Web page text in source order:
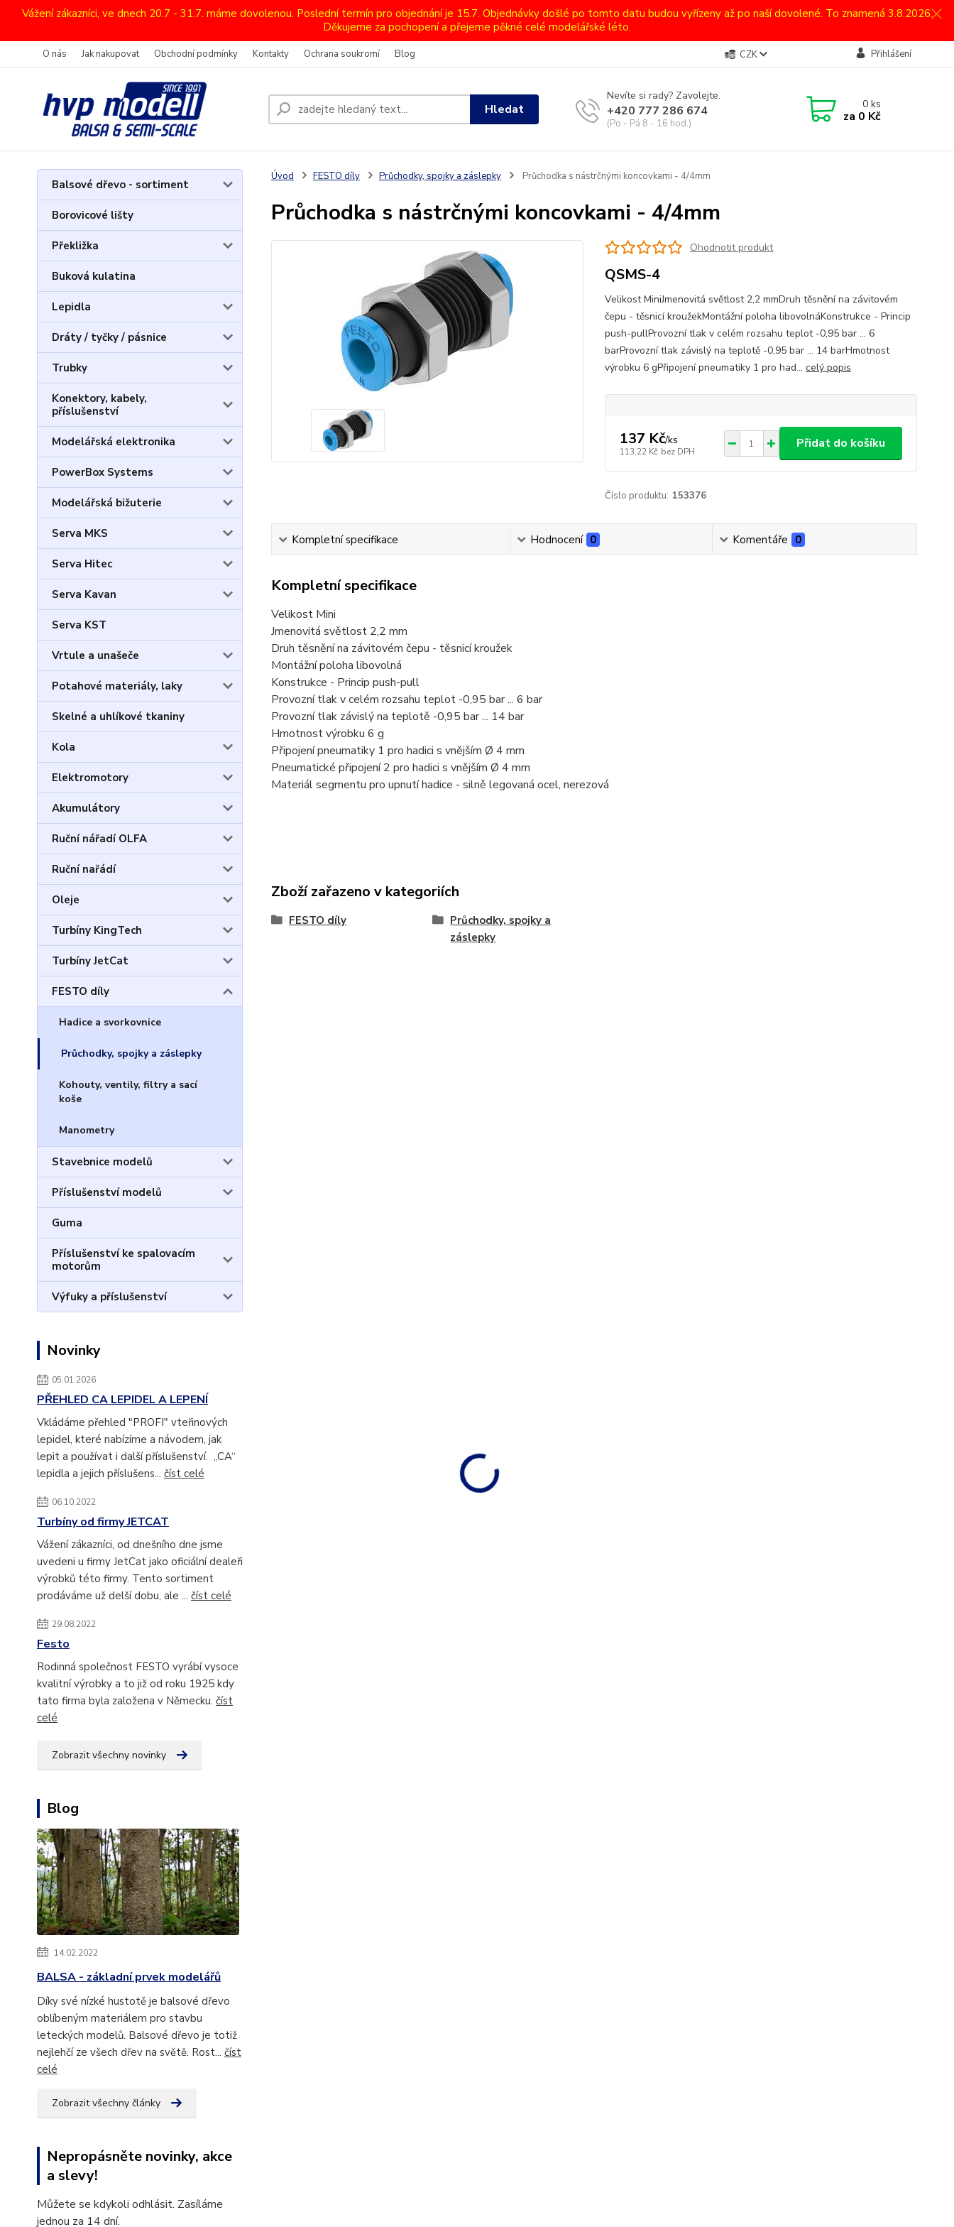
Vážení zákazníci, ve dnech 20.7 - 31.7. máme dovolenou. Poslední termín pro objednání je 15.7. Objednávky došlé po tomto datu budou vyřízeny až po naší dovolené. To znamená 3.8.2026.
Děkujeme za pochopení a přejeme pěkné celé modelářské léto.
O nás Jak nakupovat Obchodní podmínky Kontakty Ochrana soukromí Blog CZK Přihlášení
Hledat
Nevíte si rady? Zavolejte.
+420 777 286 674
(Po - Pá 8 - 16 hod.)
0ks
za 0 Kč
Balsové dřevo - sortiment
Borovicové lišty
Překližka
Buková kulatina
Lepidla
Dráty / tyčky / pásnice
Trubky
Konektory, kabely,
příslušenství
Modelářská elektronika
PowerBox Systems
Modelářská bižuterie
Serva MKS
Serva Hitec
Serva Kavan
Serva KST
Vrtule a unašeče
Potahové materiály, laky
Skelné a uhlíkové tkaniny
Kola
Elektromotory
Akumulátory
Ruční nářadí OLFA
Ruční nařádí
Oleje
Turbíny KingTech
Turbíny JetCat
FESTO díly
Hadice a svorkovnice
Průchodky, spojky a záslepky
Kohouty, ventily, filtry a sací
koše
Manometry
Stavebnice modelů
Příslušenství modelů
Guma
Příslušenství ke spalovacím
motorům
Výfuky a příslušenství
Novinky
05.01.2026
PŘEHLED CA LEPIDEL A LEPENÍ
Vkládáme přehled "PROFI" vteřinových
lepidel, které nabízíme a návodem, jak
lepit a používat i další příslušenství. „CA“
lepidla a jejich příslušens... číst celé
06.10.2022
Turbíny od firmy JETCAT
Vážení zákazníci, od dnešního dne jsme
uvedeni u firmy JetCat jako oficiální dealeři
výrobků této firmy. Tento sortiment
prodáváme už delší dobu, ale ... číst celé
29.08.2022
Festo
Rodinná společnost FESTO vyrábí vysoce
kvalitní výrobky a to již od roku 1925 kdy
tato firma byla založena v Německu. číst
celé
Zobrazit všechny novinky
Blog
14.02.2022
BALSA - základní prvek modelářů
Díky své nízké hustotě je balsové dřevo
oblíbeným materiálem pro stavbu
leteckých modelů. Balsové dřevo je totiž
nejlehčí ze všech dřev na světě. Rost... číst
celé
Zobrazit všechny články
Nepropásněte novinky, akce
a slevy!
Můžete se kdykoli odhlásit. Zasíláme
jednou za 14 dní.
Úvod FESTO díly Průchodky, spojky a záslepky Průchodka s nástrčnými koncovkami - 4/4mm
Průchodka s nástrčnými koncovkami - 4/4mm
Ohodnotit produkt
QSMS-4
Velikost MiniJmenovitá světlost 2,2 mmDruh těsnění na závitovém
čepu - těsnicí kroužekMontážní poloha libovolnáKonstrukce - Princip
push-pullProvozní tlak v celém rozsahu teplot -0,95 bar ... 6
barProvozní tlak závislý na teplotě -0,95 bar ... 14 barHmotnost
výrobku 6 gPřipojení pneumatiky 1 pro had... celý popis
137 Kč/ks
113,22 Kč bez DPH
Přidat do košíku
Číslo produktu: 153376
Kompletní specifikace Hodnocení 0 Komentáře 0
Kompletní specifikace
Velikost Mini
Jmenovitá světlost 2,2 mm
Druh těsnění na závitovém čepu - těsnicí kroužek
Montážní poloha libovolná
Konstrukce - Princip push-pull
Provozní tlak v celém rozsahu teplot -0,95 bar ... 6 bar
Provozní tlak závislý na teplotě -0,95 bar ... 14 bar
Hmotnost výrobku 6 g
Připojení pneumatiky 1 pro hadici s vnějším Ø 4 mm
Pneumatické připojení 2 pro hadici s vnějším Ø 4 mm
Materiál segmentu pro upnutí hadice - silně legovaná ocel, nerezová
Zboží zařazeno v kategoriích
FESTO díly
Průchodky, spojky a
záslepky